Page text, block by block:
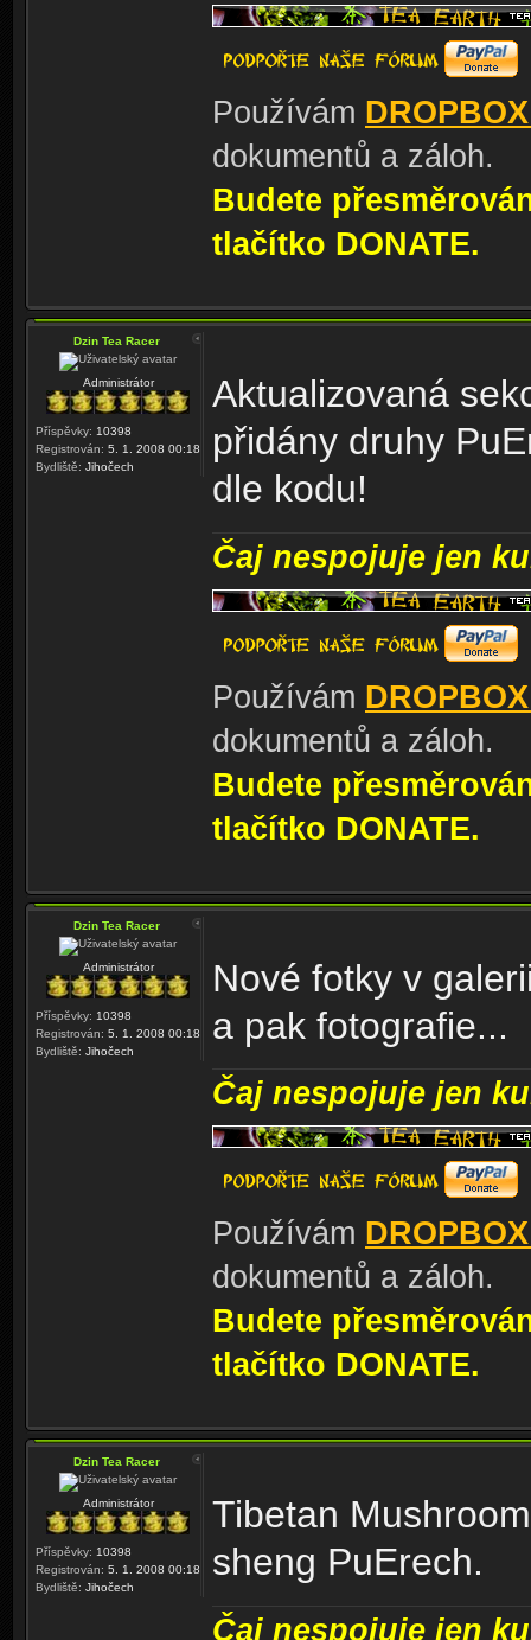
Používám
dokumentů a záloh.
Budete
tlačítko DONATE.
Dzin Tea Racer
Administrátor
Příspěvky: 10398
Registrován: 5. 1. 2008 00:18
Bydliště: Jihočech
Aktualizovaná
přidány druhy
dle kodu!
Čaj nespojuje jen
Používám
dokumentů a záloh.
Budete
tlačítko DONATE.
Dzin Tea Racer
Administrátor
Příspěvky: 10398
Registrován: 5. 1. 2008 00:18
Bydliště: Jihočech
Nové fotky v
a pak fotografie...
Čaj nespojuje jen
Používám
dokumentů a záloh.
Budete
tlačítko DONATE.
Dzin Tea Racer
Administrátor
Příspěvky: 10398
Registrován: 5. 1. 2008 00:18
Bydliště: Jihočech
Tibetan
sheng PuErech.
Čaj nespojuje jen